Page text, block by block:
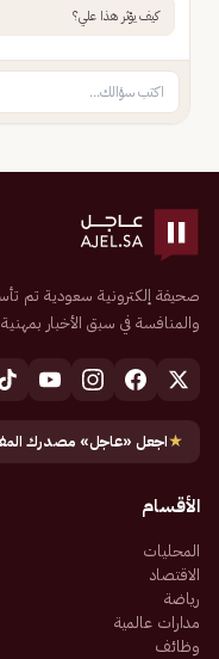
كيف يؤثر هذا علي؟
والمنافسة في سبق الأخبار
★اجعل «عاجل» مصدرك
الأقسام
المحليات
الاقتصاد
رياضة
مدارات عالمية
وظائف